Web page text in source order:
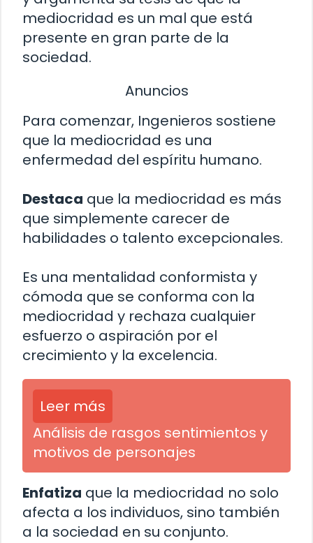
mediocridad es un mal que está
presente en gran parte de la
sociedad.
Anuncios
Para comenzar, Ingenieros sostiene
que la mediocridad es una
enfermedad del espíritu humano.
Destaca que la mediocridad es más
que simplemente carecer de
habilidades o talento excepcionales.
Es una mentalidad conformista y
cómoda que se conforma con la
mediocridad y rechaza cualquier
esfuerzo o aspiración por el
crecimiento y la excelencia.
Leer más
Análisis de rasgos sentimientos y
motivos de personajes
Enfatiza que la mediocridad no solo
afecta a los individuos, sino también
a la sociedad en su conjunto.